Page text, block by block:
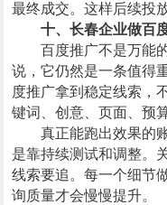
最终成交。这样后续投
十、长春企业做百度
百度推广不是万能的
说，它仍然是一条值得
度推广拿到稳定线索，
键词、创意、页面、预
真正能跑出效果的账
是靠持续测试和调整。
线索要追。每一个细节
询质量才会慢慢提升。